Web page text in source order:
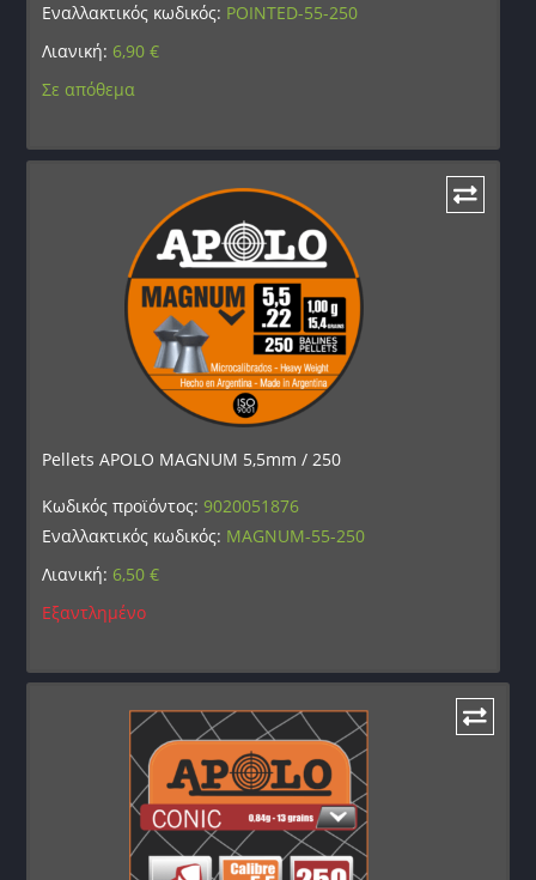
Εναλλακτικός κωδικός: POINTED-55-250
Λιανική: 6,90€
Σε απόθεμα
Pellets APOLO MAGNUM 5,5mm / 250
Κωδικός προϊόντος:9020051876
Εναλλακτικός κωδικός: MAGNUM-55-250
Λιανική: 6,50€
Εξαντλημένο